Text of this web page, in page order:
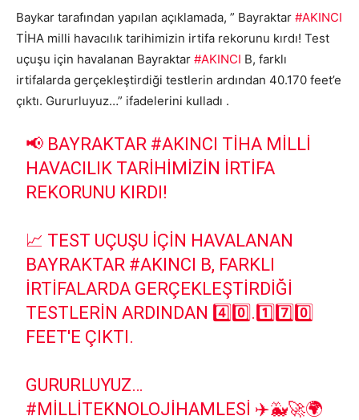
Baykar tarafından yapılan açıklamada, ” Bayraktar #AKINCI
TİHA milli havacılık tarihimizin irtifa rekorunu kırdı! Test
uçuşu için havalanan Bayraktar #AKINCI B, farklı
irtifalarda gerçekleştirdiği testlerin ardından 40.170 feet’e
çıktı. Gururluyuz…” ifadelerini kulladı .
📢 BAYRAKTAR #AKINCI TİHA MILLI
HAVACILIK TARIHIMIZIN IRTIFA
REKORUNU KIRDI!
📈 TEST UÇUŞU IÇIN HAVALANAN
BAYRAKTAR #AKINCI B, FARKLI
IRTIFALARDA GERÇEKLEŞTIRDIĞI
TESTLERIN ARDINDAN 4️⃣0️⃣.1️⃣7️⃣0️⃣
FEET'E ÇIKTI.
GURURLUYUZ…
#MILLITEKNOLOJIHAMLESI ✈️🐳🚀🌍